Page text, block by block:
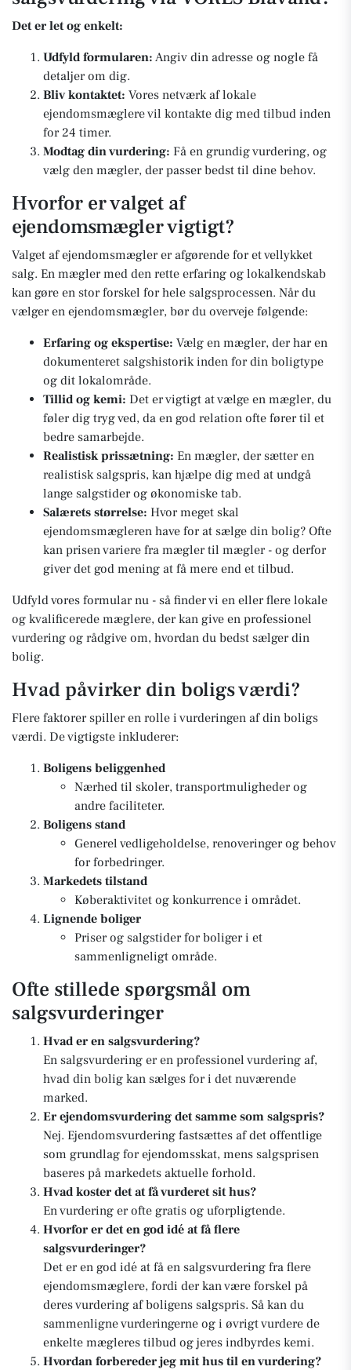
Det er let og enkelt:
Udfyld formularen: Angiv din adresse og nogle få
detaljer om dig.
Bliv kontaktet: Vores netværk af lokale
ejendomsmæglere vil kontakte dig med tilbud inden
for 24 timer.
Modtag din vurdering: Få en grundig vurdering, og
vælg den mægler, der passer bedst til dine behov.
Hvorfor er valget af
ejendomsmægler vigtigt?
Valget af ejendomsmægler er afgørende for et vellykket
salg. En mægler med den rette erfaring og lokalkendskab
kan gøre en stor forskel for hele salgsprocessen. Når du
vælger en ejendomsmægler, bør du overveje følgende:
Erfaring og ekspertise: Vælg en mægler, der har en
dokumenteret salgshistorik inden for din boligtype
og dit lokalområde.
Tillid og kemi: Det er vigtigt at vælge en mægler, du
føler dig tryg ved, da en god relation ofte fører til et
bedre samarbejde.
Realistisk prissætning: En mægler, der sætter en
realistisk salgspris, kan hjælpe dig med at undgå
lange salgstider og økonomiske tab.
Salærets størrelse: Hvor meget skal
ejendomsmægleren have for at sælge din bolig? Ofte
kan prisen variere fra mægler til mægler - og derfor
giver det god mening at få mere end et tilbud.
Udfyld vores formular nu - så finder vi en eller flere lokale
og kvalificerede mæglere, der kan give en professionel
vurdering og rådgive om, hvordan du bedst sælger din
bolig.
Hvad påvirker din boligs værdi?
Flere faktorer spiller en rolle i vurderingen af din boligs
værdi. De vigtigste inkluderer:
Boligens beliggenhed
Nærhed til skoler, transportmuligheder og
andre faciliteter.
Boligens stand
Generel vedligeholdelse, renoveringer og behov
for forbedringer.
Markedets tilstand
Køberaktivitet og konkurrence i området.
Lignende boliger
Priser og salgstider for boliger i et
sammenligneligt område.
Ofte stillede spørgsmål om
salgsvurderinger
Hvad er en salgsvurdering?
En salgsvurdering er en professionel vurdering af,
hvad din bolig kan sælges for i det nuværende
marked.
Er ejendomsvurdering det samme som salgspris?
Nej. Ejendomsvurdering fastsættes af det offentlige
som grundlag for ejendomsskat, mens salgsprisen
baseres på markedets aktuelle forhold.
Hvad koster det at få vurderet sit hus?
En vurdering er ofte gratis og uforpligtende.
Hvorfor er det en god idé at få flere
salgsvurderinger?
Det er en god idé at få en salgsvurdering fra flere
ejendomsmæglere, fordi der kan være forskel på
deres vurdering af boligens salgspris. Så kan du
sammenligne vurderingerne og i øvrigt vurdere de
enkelte mægleres tilbud og jeres indbyrdes kemi.
Hvordan forbereder jeg mit hus til en vurdering?